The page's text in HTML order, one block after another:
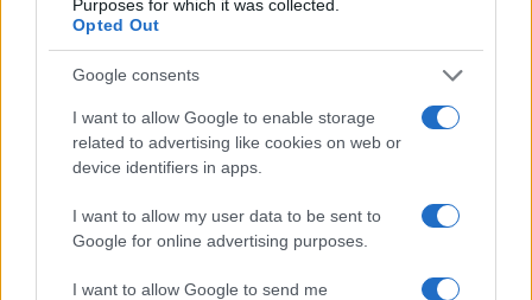
Purposes for which it was collected.
Opted Out
Google consents
I want to allow Google to enable storage
related to advertising like cookies on web or
device identifiers in apps.
I want to allow my user data to be sent to
Google for online advertising purposes.
I want to allow Google to send me